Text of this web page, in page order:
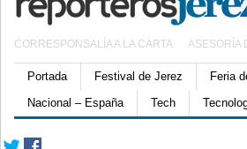
CORRESPONSALÍA A LA CARTA ASESORÍA
Portada Festival de Jerez Feria
Nacional – España
Tech